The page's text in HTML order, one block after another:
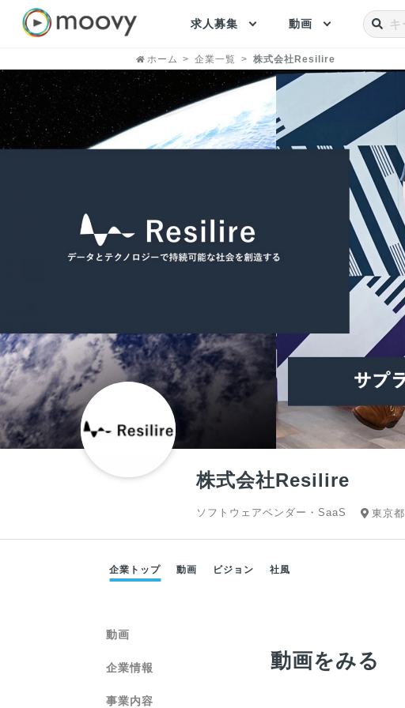
求人募集 動画
ホーム 企業一覧 株式会社Resilire
株式会社Resilire
ソフトウェアベンダー・SaaS 東京都
企業トップ 動画 ビジョン 社風
動画
企業情報
事業内容
動画をみる